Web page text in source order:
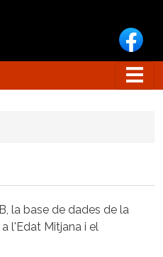
la base de dades de la
l'Edat Mitjana i el